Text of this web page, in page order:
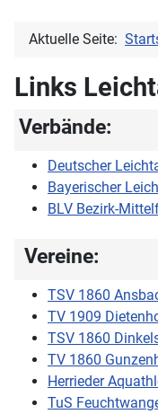
Aktuelle Seite:
Links
Verbände:
Deutscher
Bayerischer
BLV Bezirk-
Vereine:
TSV 1860
TV 1909
TSV 1860
TV 1860
Herrieder
TuS